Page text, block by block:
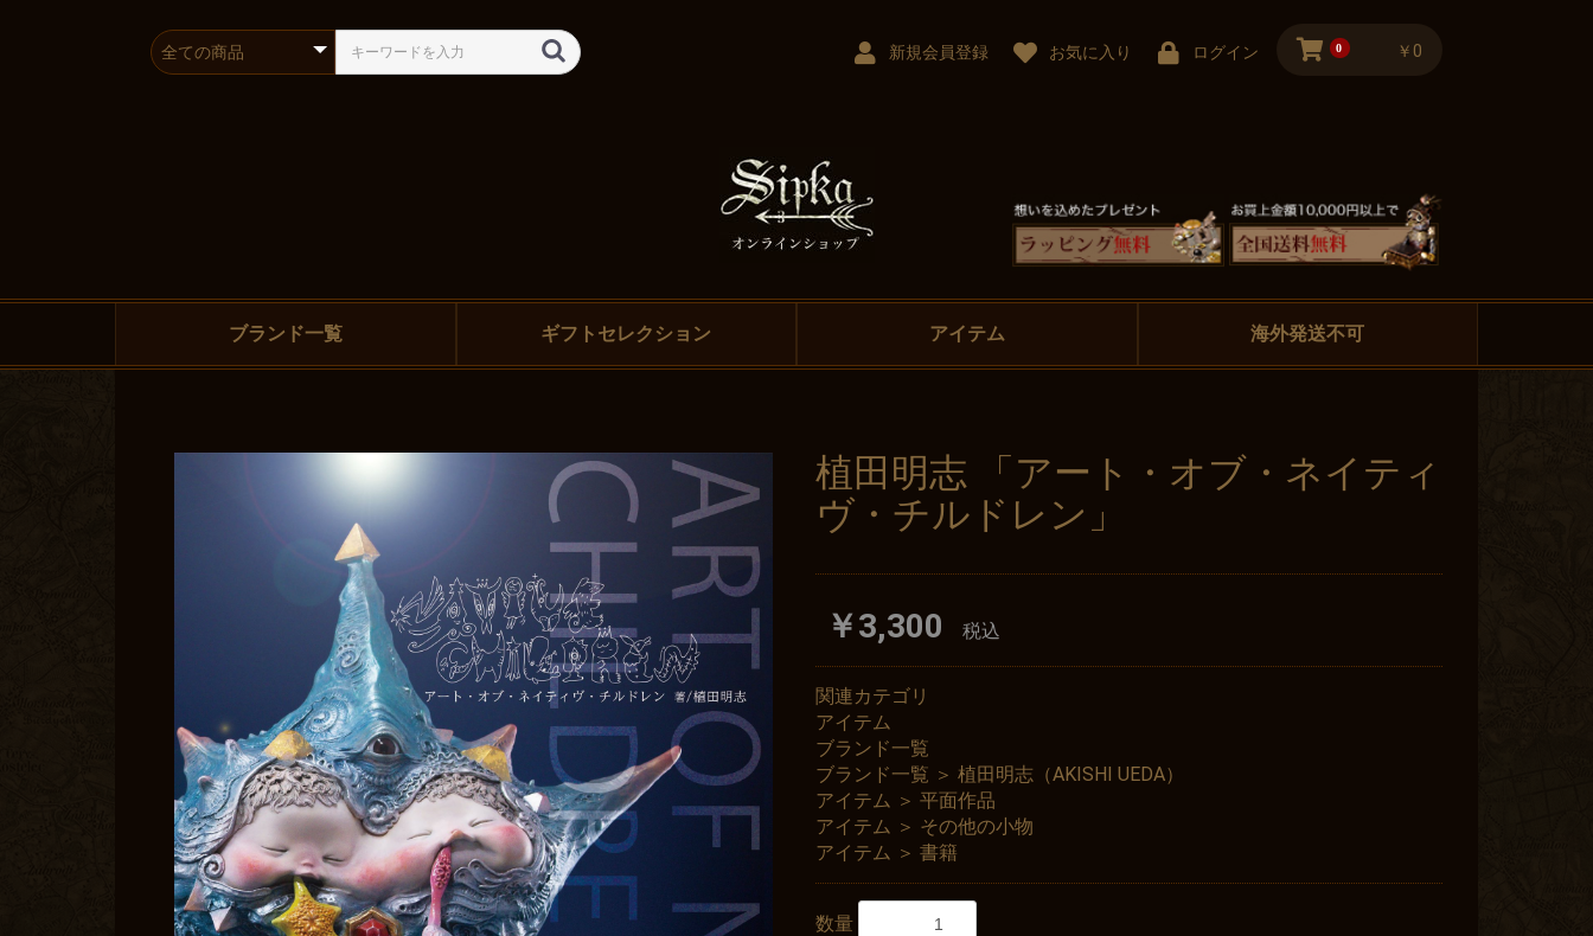
新規会員登録 お気に入り ログイン 0 ￥0
ブランド一覧 ギフトセレクション アイテム 海外発送不可
植田明志 「アート・オブ・ネイティ
ヴ・チルドレン」
￥3,300 税込
関連カテゴリ
アイテム
ブランド一覧
ブランド一覧 ＞ 植田明志（AKISHI UEDA）
アイテム ＞ 平面作品
アイテム ＞ その他の小物
アイテム ＞ 書籍
数量